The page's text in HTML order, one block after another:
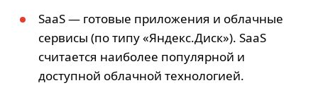
SaaS — готовые приложения и облачные
сервисы (по типу «Яндекс.Диск»). SaaS
считается наиболее популярной и
доступной облачной технологией.